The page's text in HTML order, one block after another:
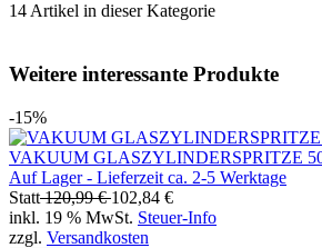
14 Artikel in dieser Kategorie
Weitere interessante Produkte
-15%
VAKUUM GLASZYLINDERSPRITZE
Auf Lager - Lieferzeit ca. 2-5 Werktage
Statt120,99 €102,84 €
inkl. 19 % MwSt. Steuer-Info
zzgl. Versandkosten